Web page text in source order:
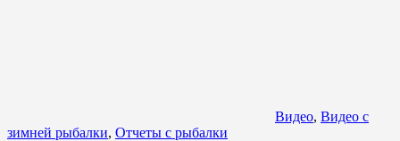
Видео, Видео с
зимней рыбалки, Отчеты с рыбалки